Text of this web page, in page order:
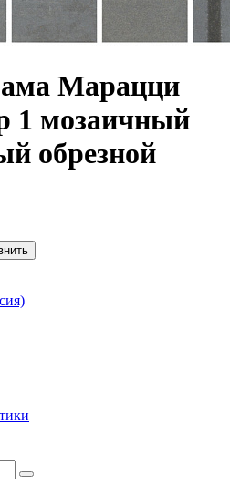
Марацци
1 мозаичный
обрезной